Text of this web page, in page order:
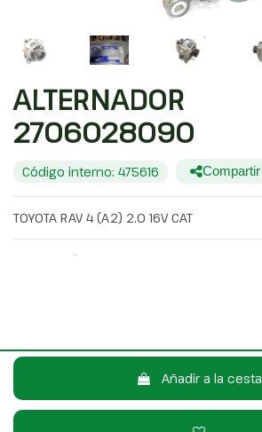
ALTERNADOR
2706028090
Código interno: 475616 Compartir
TOYOTA RAV 4 (A2) 2.0 16V CAT
Sin IVA
Añadir a la cesta